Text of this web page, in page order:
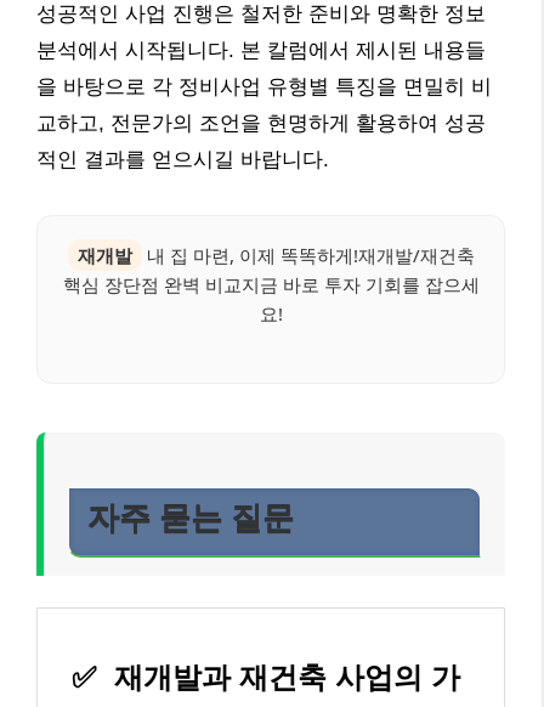
성공적인 사업 진행은 철저한 준비와 명확한 정보
분석에서 시작됩니다. 본 칼럼에서 제시된 내용들
을 바탕으로 각 정비사업 유형별 특징을 면밀히 비
교하고, 전문가의 조언을 현명하게 활용하여 성공
적인 결과를 얻으시길 바랍니다.
재개발
내 집 마련, 이제 똑똑하게!재개발/재건축
핵심 장단점 완벽 비교지금 바로 투자 기회를 잡으세
요!
자주 묻는 질문
✅ 재개발과 재건축 사업의 가